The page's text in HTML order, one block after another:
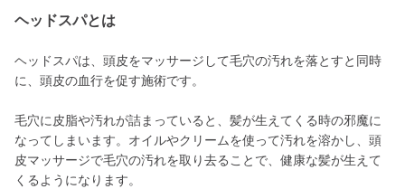
ヘッドスパとは
ヘッドスパは、頭皮をマッサージして毛穴の汚れを落とすと同時
に、頭皮の血行を促す施術です。
毛穴に皮脂や汚れが詰まっていると、髪が生えてくる時の邪魔に
なってしまいます。オイルやクリームを使って汚れを溶かし、頭
皮マッサージで毛穴の汚れを取り去ることで、健康な髪が生えて
くるようになります。